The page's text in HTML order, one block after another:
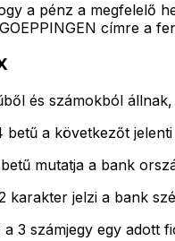
a pénz a megfelelő
címre a
és számokból
betű a következőt jelenti
mutatja a bank
karakter jelzi a bank
a 3 számjegy egy adott